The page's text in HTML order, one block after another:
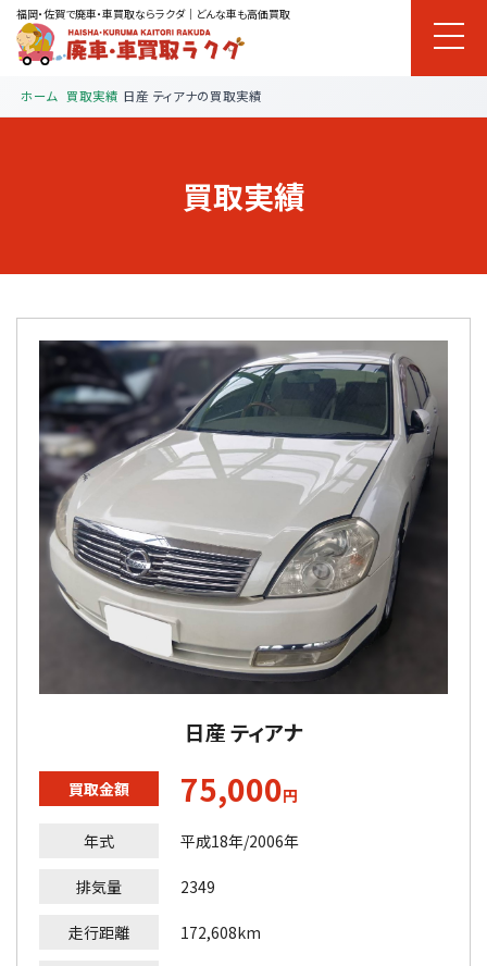
福岡・佐賀で廃車・車買取ならラクダ｜どんな車も高価買取
ホーム 買取実績 日産 ティアナの買取実績
買取実績
日産 ティアナ
買取金額 75,000円
年式 平成18年/2006年
排気量 2349
走行距離 172,608km